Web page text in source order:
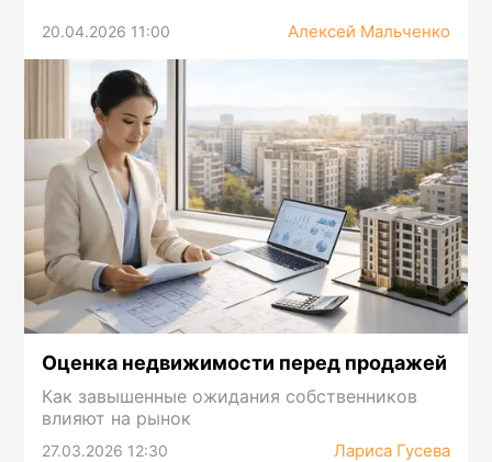
20.04.2026 11:00 Алексей Мальченко
Оценка недвижимости перед продажей
Как завышенные ожидания собственников
влияют на рынок
27.03.2026 12:30 Лариса Гусева